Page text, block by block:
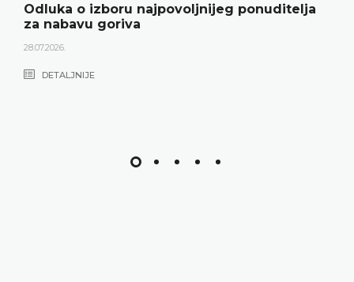
Odluka o izboru najpovoljnijeg ponuditelja
za nabavu goriva
28.07.2026.
DETALJNIJE